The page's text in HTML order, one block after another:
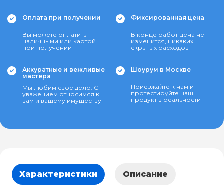
Оплата при получении
Вы можете оплатить
наличными или картой
при получении
Фиксированная цена
В конце работ цена не
изменится, никаких
скрытых расходов
Аккуратные и вежливые
мастера
Мы любим свое дело. С
уважением относимся к
вам и вашему имуществу
Шоурум в Москве
Приезжайте к нам и
протестируйте наш
продукт в реальности
Характеристики Описание